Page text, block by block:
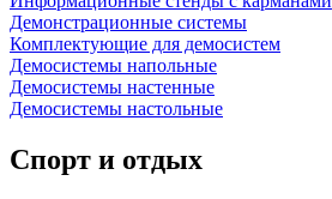
Демонстрационные системы
Комплектующие для демосистем
Демосистемы напольные
Демосистемы настенные
Демосистемы настольные
Спорт и отдых